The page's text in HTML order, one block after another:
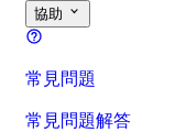
協助
常見問題
常見問題解答